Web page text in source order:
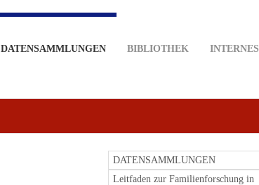
DATENSAMMLUNGEN BIBLIOTHEK INTERNES
DATENSAMMLUNGEN
Leitfaden zur Familienforschung in